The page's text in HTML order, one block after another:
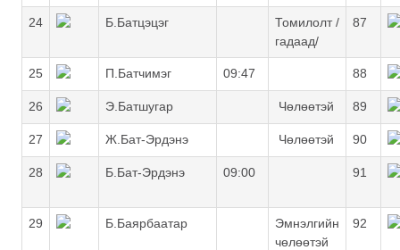
24 Б.Батцэцэг
Томилолт /
гадаад/
87
25 П.Батчимэг 09:47 88
26 Э.Батшугар Чөлөөтэй 89
27 Ж.Бат-Эрдэнэ Чөлөөтэй 90
28 Б.Бат-Эрдэнэ 09:00 91
29 Б.Баярбаатар
Эмнэлгийн
чөлөөтэй
92